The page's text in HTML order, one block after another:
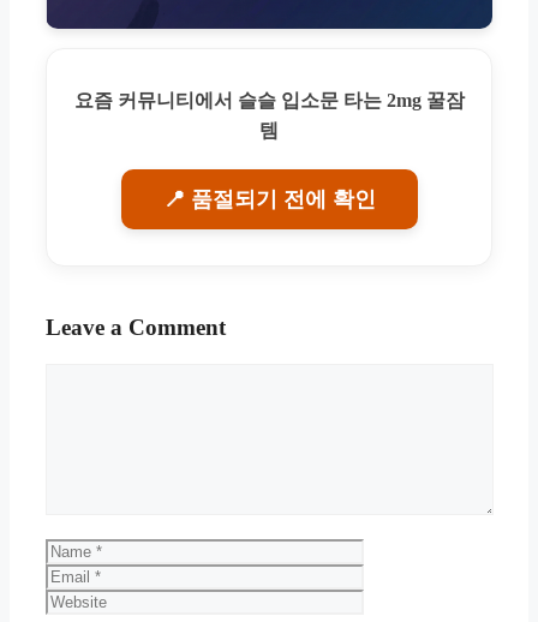
요즘 커뮤니티에서 슬슬 입소문 타는 2mg 꿀잠
템
📍 품절되기 전에 확인
Leave a Comment
Name